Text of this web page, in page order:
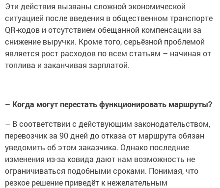
Эти действия вызваны сложной экономической
ситуацией после введения в общественном транспорте
QR-кодов и отсутствием обещанной компенсации за
снижение выручки. Кроме того, серьёзной проблемой
является рост расходов по всем статьям – начиная от
топлива и заканчивая зарплатой.
– Когда могут перестать функционировать маршруты?
– В соответствии с действующим законодательством,
перевозчик за 90 дней до отказа от маршрута обязан
уведомить об этом заказчика. Однако последние
изменения из-за ковида дают нам возможность не
ограничиваться подобными сроками. Понимая, что
резкое решение приведёт к нежелательным